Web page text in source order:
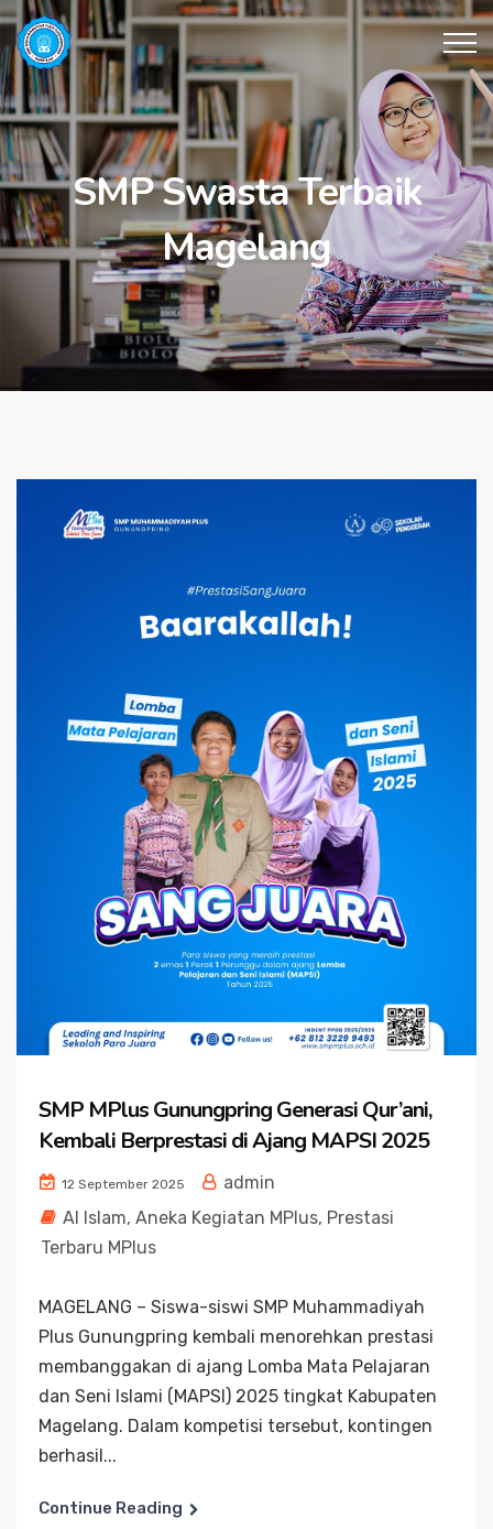
SMP Swasta Terbaik
Magelang
SMP MPlus Gunungpring Generasi Qur’ani,
Kembali Berprestasi di Ajang MAPSI 2025
12 September 2025
admin
Al Islam, Aneka Kegiatan MPlus, Prestasi
Terbaru MPlus
MAGELANG – Siswa-siswi SMP Muhammadiyah
Plus Gunungpring kembali menorehkan prestasi
membanggakan di ajang Lomba Mata Pelajaran
dan Seni Islami (MAPSI) 2025 tingkat Kabupaten
Magelang. Dalam kompetisi tersebut, kontingen
berhasil...
Continue Reading